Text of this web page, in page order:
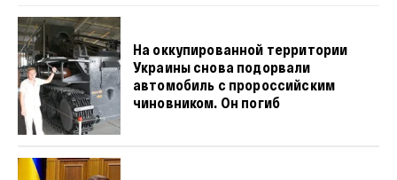
На оккупированной территории
Украины снова подорвали
автомобиль с пророссийским
чиновником. Он погиб